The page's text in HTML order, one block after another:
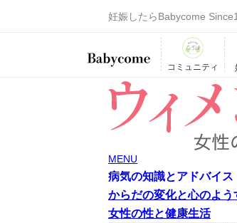
妊娠したらBabycome
コミュニティ
MENU
病気の知識とアドバイス
からだの変化と心のよう
女性の性と健康生活